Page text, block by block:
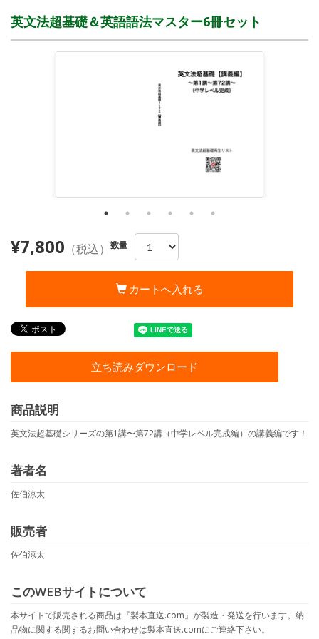
英文法超基礎＆英語語法マスター6冊セット
¥7,800 （税込） 数量
カートへ入れる
立ち読みダウンロード
商品説明
英文法超基礎シリーズの第1講〜第72講（中学レベル完成編）の講義編です！
著者名
佐伯涼太
販売者
佐伯涼太
このWEBサイトについて
本サイトで販売される商品は『製本直送.com』が製造・発送を行います。納
品物に関する関するお問い合わせは製本直送.comにご連絡下さい。